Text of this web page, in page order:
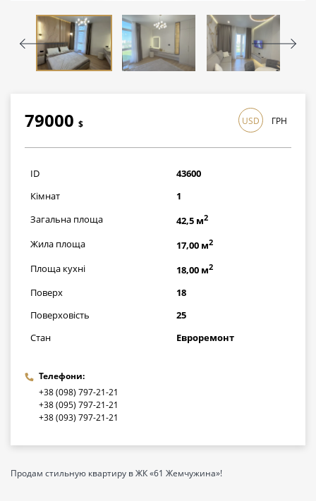
79000 $
2291000грн
USD ГРН
ID
43600
Кімнат
1
Загальна площа
42,5 м2
Жила площа 17,00 м2
Площа кухні 18,00 м2
Поверх
18
Поверховість
25
Стан
Евроремонт
Телефони:
+38 (098) 797-21-21
+38 (095) 797-21-21
+38 (093) 797-21-21
Продам стильную квартиру в ЖК «61 Жемчужина»!